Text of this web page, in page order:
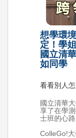
想學環
定！學
國立清
如同學
看看別人
國立清華
享了在學
士班的心路
ColleGo!